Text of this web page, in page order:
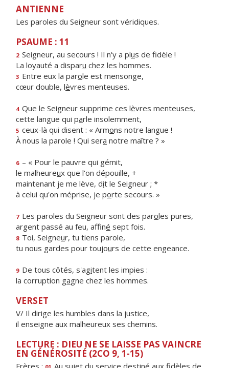
ANTIENNE
Les paroles du Seigneur sont véridiques.
PSAUME : 11
2 Seigneur, au secours ! Il n'y a plus de fidèle !
La loyauté a disparu chez les hommes.
3 Entre eux la parole est mensonge,
cœur double, lèvres menteuses.
4 Que le Seigneur supprime ces lèvres menteuses,
cette langue qui parle insolemment,
5 ceux-là qui disent : « Armons notre langue !
À nous la parole ! Qui sera notre maître ? »
6 – « Pour le pauvre qui gémit,
le malheureux que l'on dépouille, +
maintenant je me lève, dit le Seigneur ; *
à celui qu'on méprise, je porte secours. »
7 Les paroles du Seigneur sont des paroles pures,
argent passé au feu, affiné sept fois.
8 Toi, Seigneur, tu tiens parole,
tu nous gardes pour toujours de cette engeance.
9 De tous côtés, s'agitent les impies :
la corruption gagne chez les hommes.
VERSET
V/ Il dirige les humbles dans la justice,
il enseigne aux malheureux ses chemins.
LECTURE : DIEU NE SE LAISSE PAS VAINCRE
EN GÉNÉROSITÉ (2CO 9, 1-15)
Frères : Au sujet du service destiné aux fidèles de